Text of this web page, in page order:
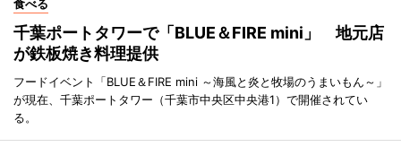
食べる
千葉ポートタワーで「BLUE＆FIRE mini」 地元店
が鉄板焼き料理提供
フードイベント「BLUE＆FIRE mini ～海風と炎と牧場のうまいもん～」
が現在、千葉ポートタワー（千葉市中央区中央港1）で開催されてい
る。